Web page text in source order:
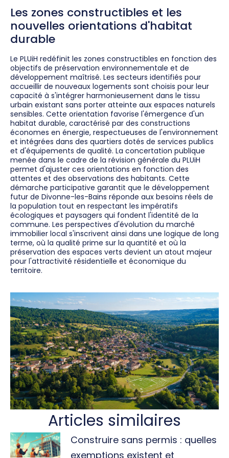
Les zones constructibles et les
nouvelles orientations d'habitat
durable
Le PLUiH redéfinit les zones constructibles en fonction des
objectifs de préservation environnementale et de
développement maîtrisé. Les secteurs identifiés pour
accueillir de nouveaux logements sont choisis pour leur
capacité à s'intégrer harmonieusement dans le tissu
urbain existant sans porter atteinte aux espaces naturels
sensibles. Cette orientation favorise l'émergence d'un
habitat durable, caractérisé par des constructions
économes en énergie, respectueuses de l'environnement
et intégrées dans des quartiers dotés de services publics
et d'équipements de qualité. La concertation publique
menée dans le cadre de la révision générale du PLUiH
permet d'ajuster ces orientations en fonction des
attentes et des observations des habitants. Cette
démarche participative garantit que le développement
futur de Divonne-les-Bains réponde aux besoins réels de
la population tout en respectant les impératifs
écologiques et paysagers qui fondent l'identité de la
commune. Les perspectives d'évolution du marché
immobilier local s'inscrivent ainsi dans une logique de long
terme, où la qualité prime sur la quantité et où la
préservation des espaces verts devient un atout majeur
pour l'attractivité résidentielle et économique du
territoire.
Articles similaires
Construire sans permis : quelles
exemptions existent et